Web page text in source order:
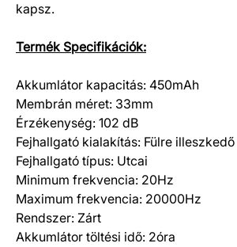
kapsz.
Termék Specifikációk:
Akkumlátor kapacitás: 450mAh
Membrán méret: 33mm
Érzékenység: 102 dB
Fejhallgató kialakítás: Fülre illeszkedő
Fejhallgató típus: Utcai
Minimum frekvencia: 20Hz
Maximum frekvencia: 20000Hz
Rendszer: Zárt
Akkumlátor töltési idő: 2óra